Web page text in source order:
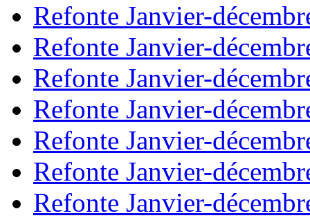
Refonte Janvier-
Refonte Janvier-
Refonte Janvier-
Refonte Janvier-
Refonte Janvier-
Refonte Janvier-
Refonte Janvier-